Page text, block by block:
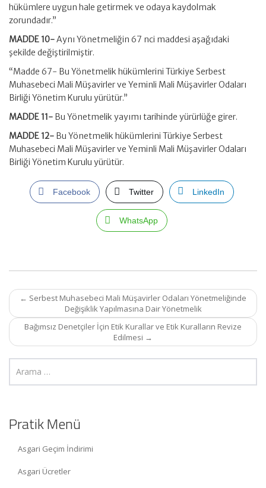
hükümlere uygun hale getirmek ve odaya kaydolmak
zorundadır.”
MADDE 10-Aynı Yönetmeliğin 67 nci maddesi aşağıdaki
şekilde değiştirilmiştir.
“Madde 67- Bu Yönetmelik hükümlerini Türkiye Serbest
Muhasebeci Mali Müşavirler ve Yeminli Mali Müşavirler Odaları
Birliği Yönetim Kurulu yürütür.”
MADDE 11- Bu Yönetmelik yayımı tarihinde yürürlüğe girer.
MADDE 12- Bu Yönetmelik hükümlerini Türkiye Serbest
Muhasebeci Mali Müşavirler ve Yeminli Mali Müşavirler Odaları
Birliği Yönetim Kurulu yürütür.
Facebook Twitter LinkedIn
WhatsApp
Post
navigation
← Serbest Muhasebeci Mali Müşavirler Odaları Yönetmeliğinde
Değişiklik Yapılmasına Dair Yönetmelik
Bağımsız Denetçiler İçin Etik Kurallar ve Etik Kuralların Revize
Edilmesi →
Pratik Menü
Asgari Geçim İndirimi
Asgari Ücretler